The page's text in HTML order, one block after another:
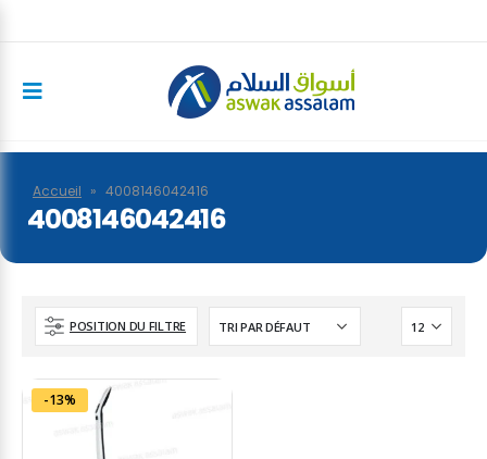
Accueil » 4008146042416
4008146042416
POSITION DU FILTRE
-13%